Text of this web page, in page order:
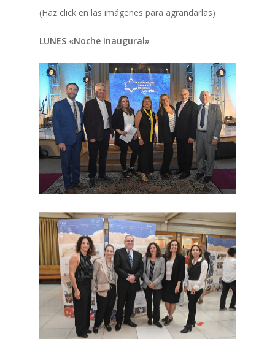
(Haz click en las imágenes para agrandarlas)
LUNES «Noche Inaugural»